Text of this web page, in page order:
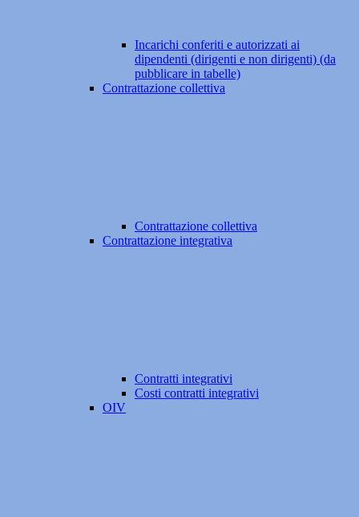
Incarichi conferiti e autorizzati ai
dipendenti (dirigenti e non dirigenti) (da
pubblicare in tabelle)
Contrattazione collettiva
Contrattazione collettiva
Contrattazione integrativa
Contratti integrativi
Costi contratti integrativi
OIV